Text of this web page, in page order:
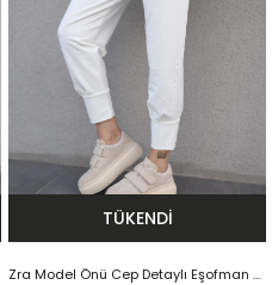
TÜKENDI
Zra Model Önü Cep Detaylı Eşofman Altı Beyaz